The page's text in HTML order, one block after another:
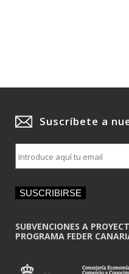
Suscríbete a
m
a
SUSCRIBIRSE
SUBVENCIONES A
PROGRAMA FEDER